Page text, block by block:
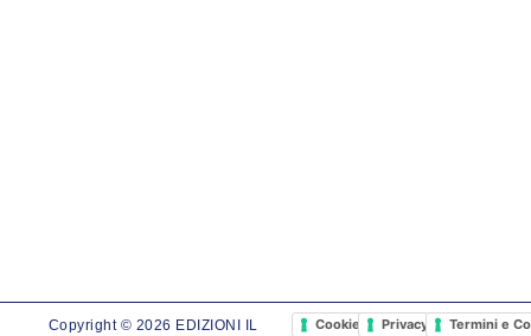
Copyright © 2026 EDIZIONI IL Cookie PolicyPrivacy PolicyTermini e